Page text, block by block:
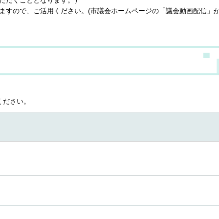
ので、ご活用ください。(市議会ホームページの「議会動画配信」
さい。